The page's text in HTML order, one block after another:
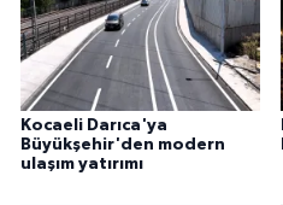
Kocaeli Darıca'ya
Büyükşehir'den modern
ulaşım yatırımı